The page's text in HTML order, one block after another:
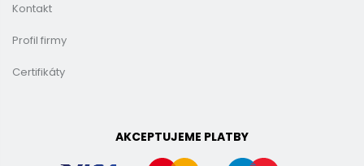
Kontakt
Profil firmy
Certifikáty
AKCEPTUJEME PLATBY